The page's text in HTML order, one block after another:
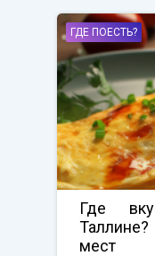
ГДЕ ПОЕСТЬ?
Где
мест